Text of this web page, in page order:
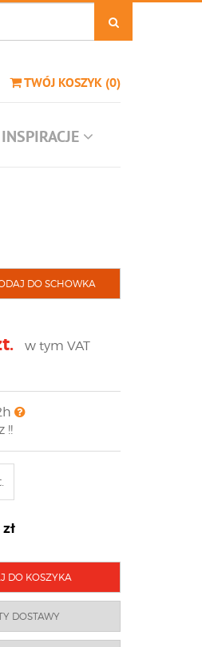
TWÓJ KOSZYK (0)
INSPIRACJE
DO SCHOWKA
w tym VAT
!!
zł
DO KOSZYKA
DOSTAWY